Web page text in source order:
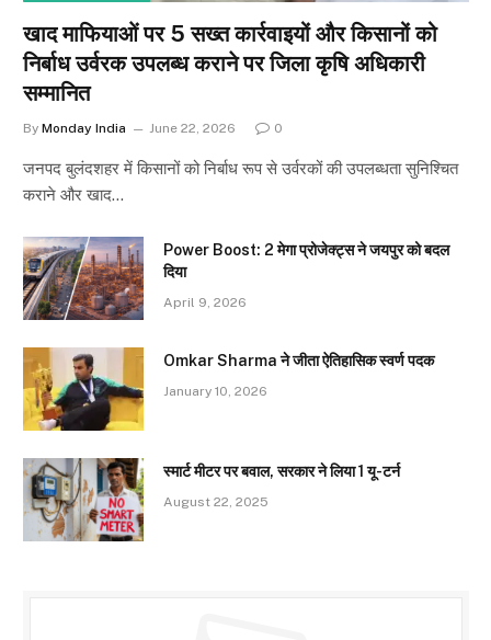
खाद माफियाओं पर 5 सख्त कार्रवाइयों और किसानों को
निर्बाध उर्वरक उपलब्ध कराने पर जिला कृषि अधिकारी
सम्मानित
By Monday India June 22, 2026 0
जनपद बुलंदशहर में किसानों को निर्बाध रूप से उर्वरकों की उपलब्धता सुनिश्चित
कराने और खाद…
Power Boost: 2 मेगा प्रोजेक्ट्स ने जयपुर को बदल
दिया
April 9, 2026
Omkar Sharma ने जीता ऐतिहासिक स्वर्ण पदक
January 10, 2026
स्मार्ट मीटर पर बवाल, सरकार ने लिया 1 यू-टर्न
August 22, 2025